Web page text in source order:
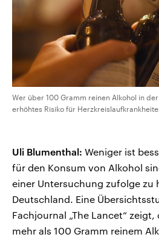
Wer über 100 Gramm reinen Alkohol in
erhöhtes Risiko für
Uli Blumenthal: Weniger ist
für den Konsum von Alkohol
einer Untersuchung zufolge zu
Deutschland. Eine
Fachjournal „The Lancet“
mehr als 100 Gramm reinem